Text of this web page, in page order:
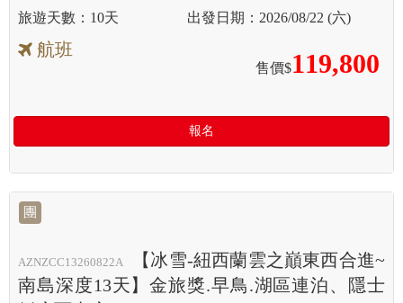
10天 2026/08/22 (六)
航班
售價$119,800
報名
團
AZNZCC13260822A
【冰雪-紐西蘭雲之巔東西合進~
南島深度13天】金旅獎.早鳥.湖區連泊、隱士